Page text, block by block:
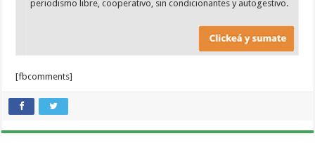
periodismo libre, cooperativo, sin condicionantes y autogestivo.
[fbcomments]